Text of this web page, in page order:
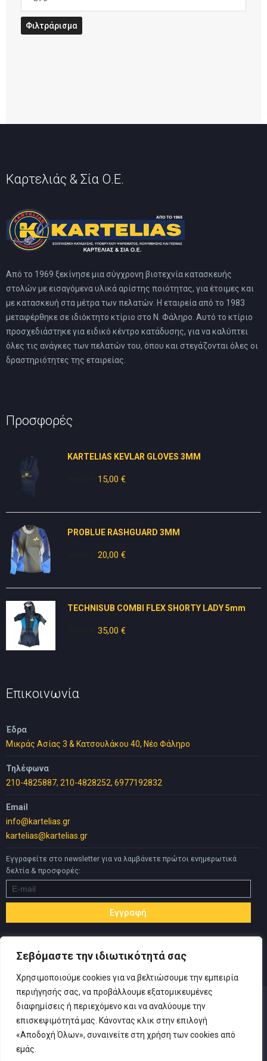
Σεβόμαστε την ιδιωτικότητά σας
Χρησιμοποιούμε cookies για να βελτιώσουμε την εμπειρία
περιήγησής σας, να προβάλλουμε εξατομικευμένες
διαφημίσεις ή περιεχόμενο και να αναλύουμε την
επισκεψιμότητά μας. Κάνοντας κλικ στην επιλογή
«Αποδοχή Όλων», συναινείτε στη χρήση των cookies από
εμάς.
τιμή
Φιλτράρισμα
Καρτελιάς & Σία Ο.Ε.
Από το 1969 ξεκίνησε μια σύγχρονη βιοτεχνία κατασκευής
στολών με εισαγόμενα υλικά αρίστης ποιότητας, για έτοιμες και
με κατασκευή στα μέτρα των πελατών. Η εταιρεία από το 1983
μεταφέρθηκε σε ιδιόκτητο κτίριο στο Ν. Φάληρο. Αυτό το κτίριο
προσχεδιάστηκε για ειδικό κέντρο κατάδυσης, για να καλύπτει
όλες τις ανάγκες των πελατών του, όπου και στεγάζονται όλες οι
δραστηριότητες της εταιρείας.
Προσφορές
KARTELIAS KEVLAR GLOVES 3ΜΜ
Original
15,00 €Η
15,00 €.
PROBLUE RASHGUARD 3MM
Original
20,00 €Η
20,00 €.
TECHNISUB COMBI FLEX SHORTY LADY 5mm
Original
35,00 €Η
Επικοινωνία
Έδρα
Μικράς Ασίας 3 & Κατσουλάκου 40, Νέο Φάληρο
Τηλέφωνα
210-4825887, 210-4828252, 6977192832
Email
info@kartelias.gr
kartelias@kartelias.gr
Εγγραφείτε στο newsletter για να λαμβάνετε πρώτοι ενημερωτικά
δελτία & προσφορές:
© Copyright 2019 Καρτελιάς ΙΚΕ | Designed and developed by